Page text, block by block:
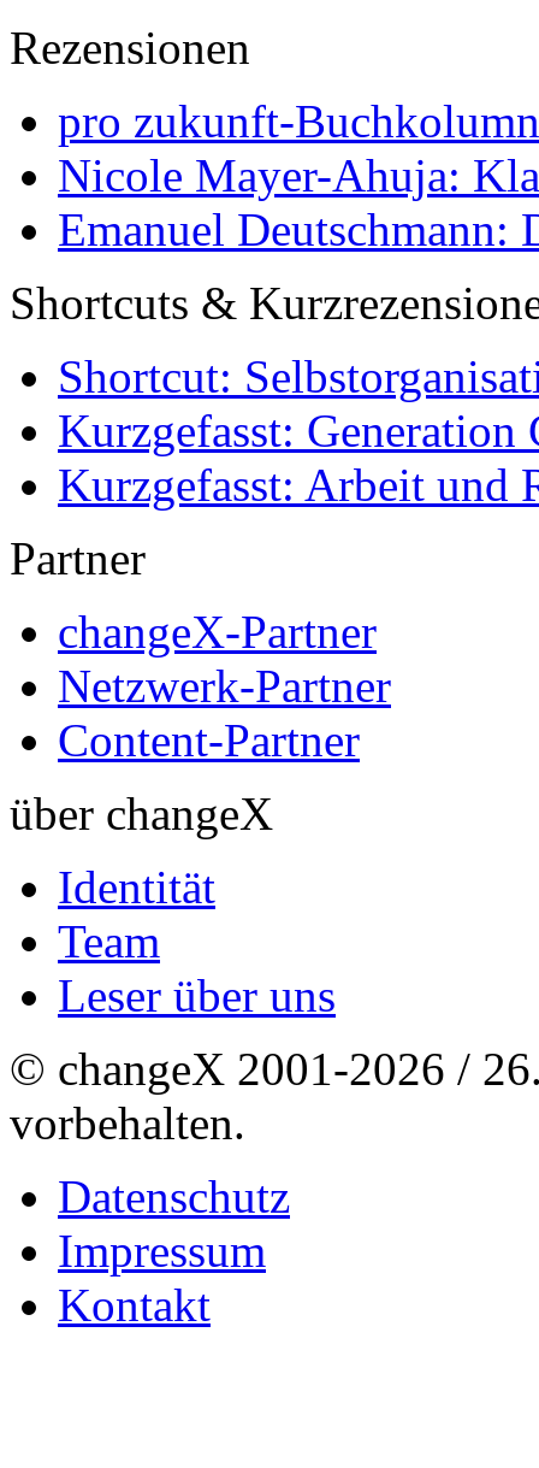
Rezensionen
pro zukunft-
Nicole Mayer-Ahuja:
Emanuel Deutschmann:
Shortcuts &
Shortcut:
Kurzgefasst: Generation
Kurzgefasst: Arbeit und
Partner
changeX-Partner
Netzwerk-Partner
Content-Partner
über changeX
Identität
Team
Leser über uns
© changeX 2001-2026 /
vorbehalten.
Datenschutz
Impressum
Kontakt